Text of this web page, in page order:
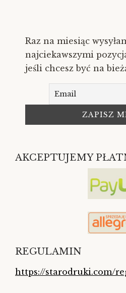
Raz na miesiąc
najciekawszymi
jeśli chcesz być na
AKCEPTUJEMY
REGULAMIN
https://starodruki.com/